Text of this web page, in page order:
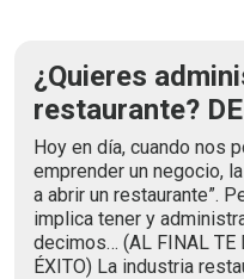
¿Quieres
restaurante?
Hoy en día, cuando nos
emprender un negocio,
a abrir un restaurante”.
implica tener y
decimos… (AL FINAL TE
ÉXITO) La industria